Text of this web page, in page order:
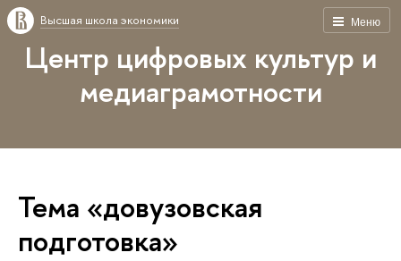
Меню
Высшая школа экономики
Центр цифровых культур и
медиаграмотности
Тема «довузовская
подготовка»